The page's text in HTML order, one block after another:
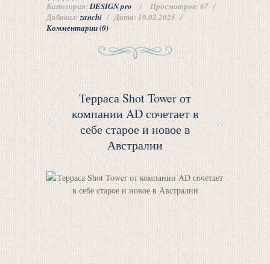
Категория: DESIGN pro Просмотров: 67
Добавил: zanchi Дата: 10.02.2025
Комментарии (0)
Терраса Shot Tower от
компании AD сочетает в
себе старое и новое в
Австралии